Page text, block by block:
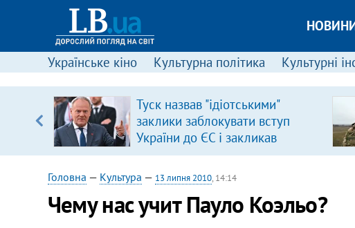
Українське кіно Культурна політика Культурні
Туск назвав "ідіотськими"
заклики заблокувати вступ
України до ЄС і закликав
припинити антиукраїнську
риторику
Головна — Культура — 13 липня 2010, 14:14
Чему нас учит Пауло Коэльо?